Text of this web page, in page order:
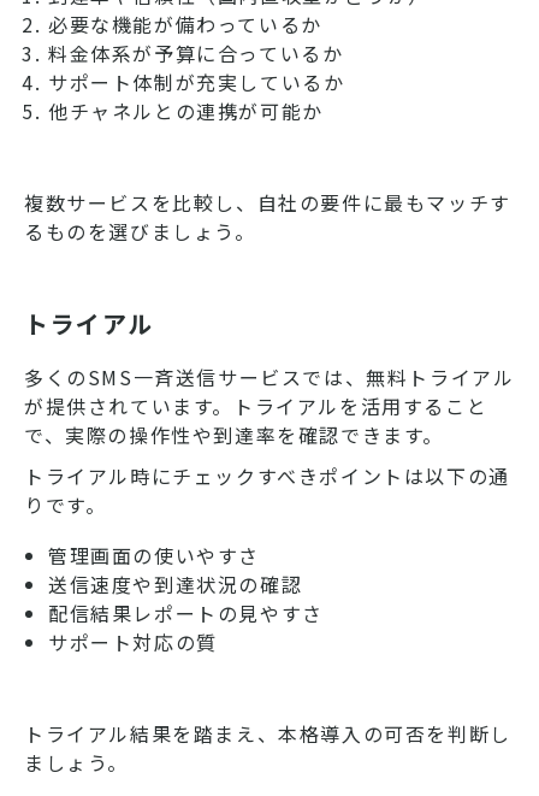
必要な機能が備わっているか
料金体系が予算に合っているか
サポート体制が充実しているか
他チャネルとの連携が可能か
複数サービスを比較し、自社の要件に最もマッチす
るものを選びましょう。
トライアル
多くのSMS一斉送信サービスでは、無料トライアル
が提供されています。トライアルを活用すること
で、実際の操作性や到達率を確認できます。
トライアル時にチェックすべきポイントは以下の通
りです。
管理画面の使いやすさ
送信速度や到達状況の確認
配信結果レポートの見やすさ
サポート対応の質
トライアル結果を踏まえ、本格導入の可否を判断し
ましょう。